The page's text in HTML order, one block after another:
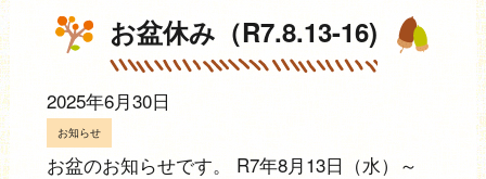
お盆休み（R7.8.13-16)
2025年6月30日
お知らせ
お盆のお知らせです。 R7年8月13日（水）～